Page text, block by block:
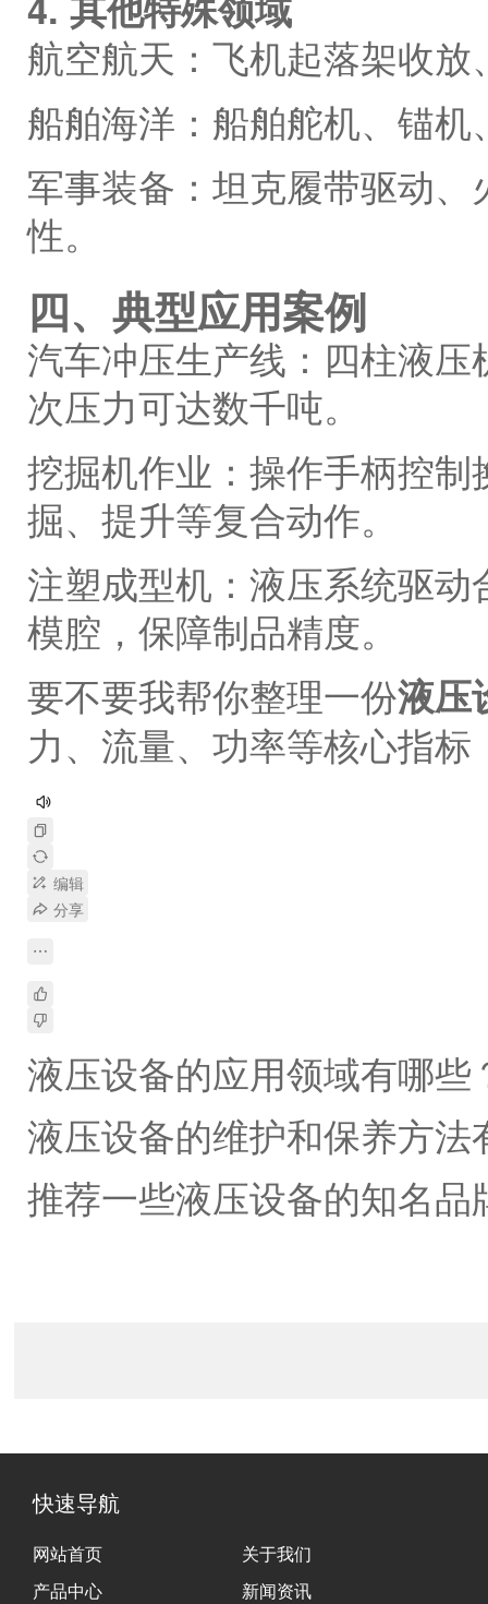
航空航天：飞机起落架收
船舶海洋：船舶舵机、锚
军事装备：坦克履带驱动
性。
四、典型应用案例
汽车冲压生产线：四柱液
次压力可达数千吨。
挖掘机作业：操作手柄控
掘、提升等复合动作。
注塑成型机：液压系统驱
模腔，保障制品精度。
要不要我帮你整理一份液压
力、流量、功率等核心指
编辑
分享
液压设备的应用领域有哪些
液压设备的维护和保养方法
推荐一些液压设备的知名品
快速导航
网站首页
关于我们
产品中心
新闻资讯